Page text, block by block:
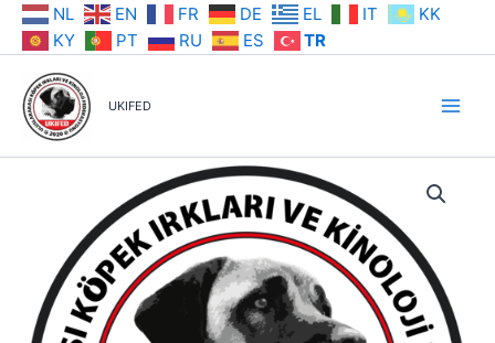
İçeriğe NL EN FR DE EL IT
KK
KY
PT RU ES TR
UKIFED